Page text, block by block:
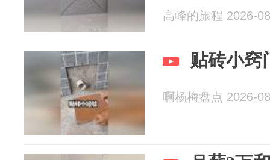
高峰的旅程 2026-
贴砖小窍
啊杨梅盘点 2026-